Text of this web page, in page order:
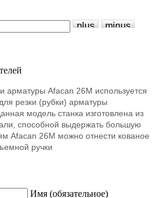
арматуры Afacan 26M используется
резки (рубки) арматуры
модель станка изготовлена из
способной выдержать большую
Afacan 26M можно отнести кованое
ручки
Имя (обязательное)